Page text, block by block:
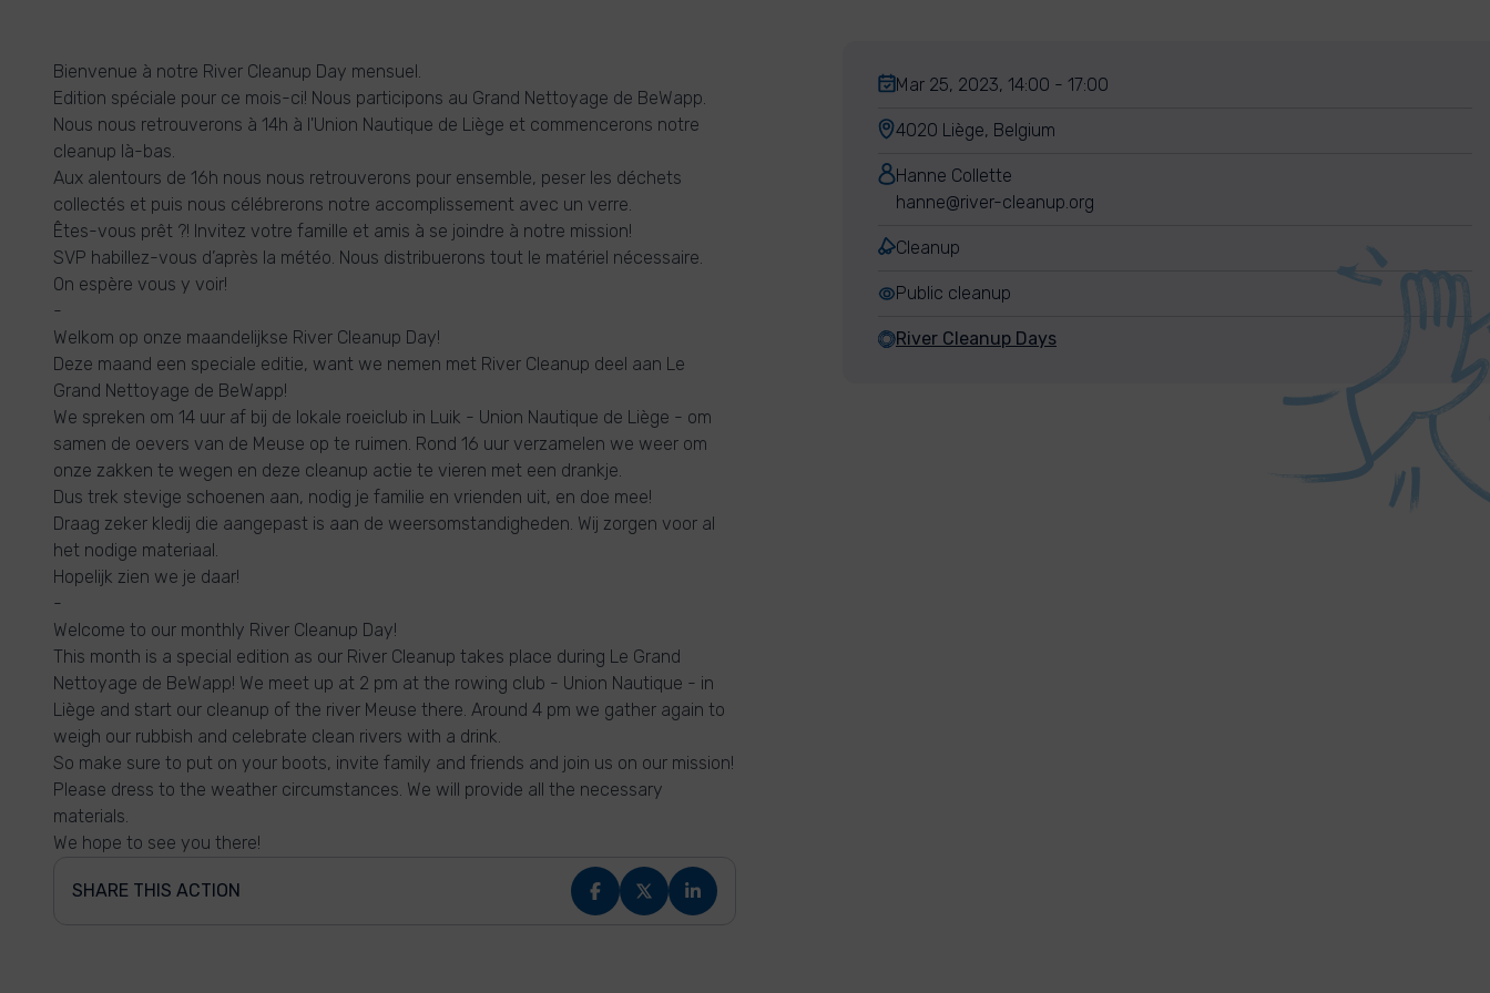
Bienvenue à notre River Cleanup Day mensuel.
Edition spéciale pour ce mois-ci! Nous participons au Grand Nettoyage de BeWapp.
Nous nous retrouverons à 14h à l'Union Nautique de Liège et commencerons notre
cleanup là-bas.
Aux alentours de 16h nous nous retrouverons pour ensemble, peser les déchets
collectés et puis nous célébrerons notre accomplissement avec un verre.
Êtes-vous prêt ?! Invitez votre famille et amis à se joindre à notre mission!
SVP habillez-vous d’après la météo. Nous distribuerons tout le matériel nécessaire.
On espère vous y voir!
-
Welkom op onze maandelijkse River Cleanup Day!
Deze maand een speciale editie, want we nemen met River Cleanup deel aan Le
Grand Nettoyage de BeWapp!
We spreken om 14 uur af bij de lokale roeiclub in Luik - Union Nautique de Liège - om
samen de oevers van de Meuse op te ruimen. Rond 16 uur verzamelen we weer om
onze zakken te wegen en deze cleanup actie te vieren met een drankje.
Dus trek stevige schoenen aan, nodig je familie en vrienden uit, en doe mee!
Draag zeker kledij die aangepast is aan de weersomstandigheden. Wij zorgen voor al
het nodige materiaal.
Hopelijk zien we je daar!
-
Welcome to our monthly River Cleanup Day!
This month is a special edition as our River Cleanup takes place during Le Grand
Nettoyage de BeWapp! We meet up at 2 pm at the rowing club - Union Nautique - in
Liège and start our cleanup of the river Meuse there. Around 4 pm we gather again to
weigh our rubbish and celebrate clean rivers with a drink.
So make sure to put on your boots, invite family and friends and join us on our mission!
Please dress to the weather circumstances. We will provide all the necessary
materials.
We hope to see you there!
SHARE THIS ACTION
Mar 25, 2023, 14:00 - 17:00
4020 Liège, Belgium
Hanne Collette
hanne@river-cleanup.org
Cleanup
Public cleanup
River Cleanup Days